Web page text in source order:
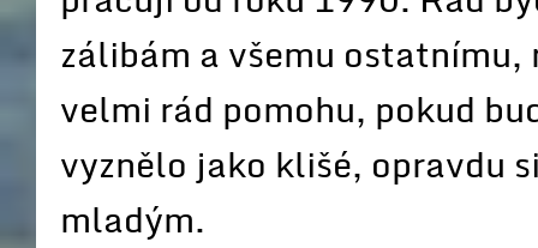
zálibám a všemu
velmi rád pomohu, pokud
vyznělo jako klišé, opravdu
mladým.